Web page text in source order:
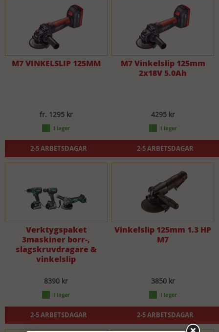
M7 VINKELSLIP 125MM
fr. 1295 kr
2-5 ARBETSDAGAR
M7 Vinkelslip 125mm
2x18V 5.0Ah
4295 kr
2-5 ARBETSDAGAR
Verktygspaket
3maskiner borr-,
slagskruvdragare &
vinkelslip
8390 kr
2-5 ARBETSDAGAR
Vinkelslip 125mm 1.3 HP
M7
3850 kr
2-5 ARBETSDAGAR